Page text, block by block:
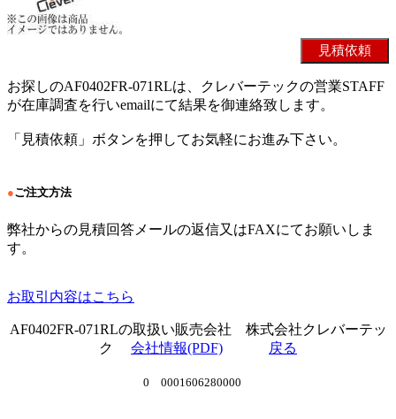
お探しのAF0402FR-071RLは、クレバーテックの営業STAFF
が在庫調査を行いemailにて結果を御連絡致します。
「見積依頼」ボタンを押してお気軽にお進み下さい。
●ご注文方法
弊社からの見積回答メールの返信又はFAXにてお願いしま
す。
お取引内容はこちら
AF0402FR-071RLの取扱い販売会社 株式会社クレバーテッ
ク 会社情報(PDF) 戻る
0 0001606280000